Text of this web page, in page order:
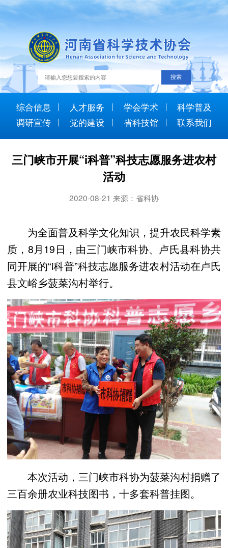
综合信息 人才服务 学会学术
科学普及
调研宣传
党的建设 省科技馆 联系我们
三门峡市开展“i科普”科技志愿服务进农村
活动
2020-08-21 来源：省科协
为全面普及科学文化知识，提升农民科学素
质，8月19日，由三门峡市科协、卢氏县科协共
同开展的“i科普”科技志愿服务进农村活动在卢氏
县文峪乡菠菜沟村举行。
本次活动，三门峡市科协为菠菜沟村捐赠了
三百余册农业科技图书，十多套科普挂图。